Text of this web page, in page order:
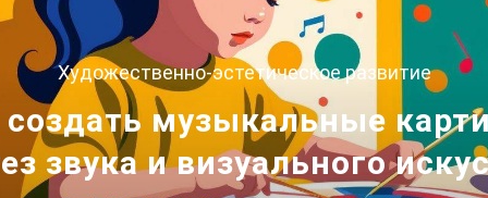
Художественно-эстетическое развитие
создать музыкальные
звука и визуального